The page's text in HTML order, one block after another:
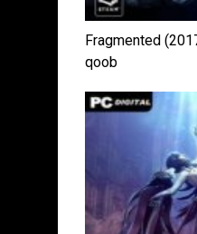
Fragmented
qoob